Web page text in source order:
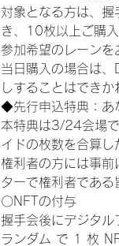
対象となる方は、握
き、10枚以上ご購
参加希望のレーンを
当日購入の場合は
しすることはでき
◆先行申込特典：あ
本特典は3/24会場
イドの枚数を合算し
権利者の方には事
ターで権利者である
〇NFTの付与
握手会後にデジタ
ランダム で 1 枚